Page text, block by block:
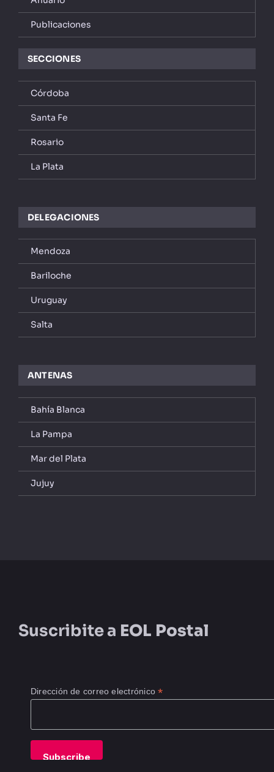
Publicaciones
SECCIONES
Córdoba
Santa Fe
Rosario
La Plata
DELEGACIONES
Mendoza
Bariloche
Uruguay
Salta
ANTENAS
Bahía Blanca
La Pampa
Mar del Plata
Jujuy
Suscribite a EOL Postal
Dirección de correo electrónico*